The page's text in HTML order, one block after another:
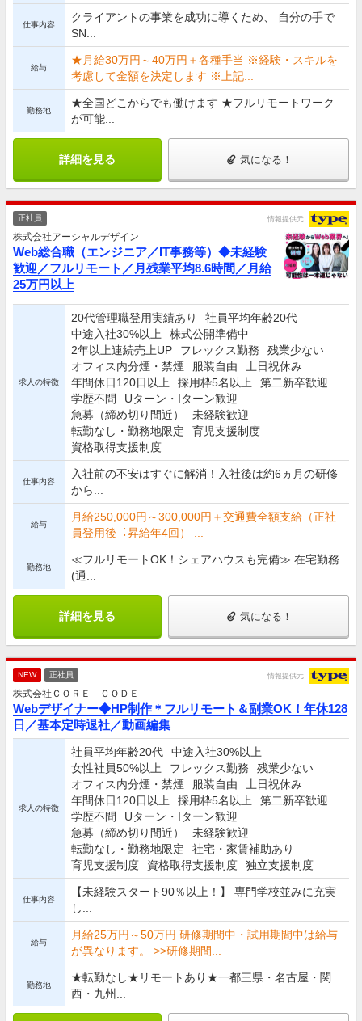
仕事内容
クライアントの事業を成功に導くため、 自分の手で
SN...
給与
★月給30万円～40万円＋各種手当 ※経験・スキルを
考慮して金額を決定します ※上記...
勤務地
★全国どこからでも働けます ★フルリモートワーク
が可能...
詳細を見る 気になる！
正社員 情報提供元
株式会社アーシャルデザイン
Web総合職（エンジニア／IT事務等）◆未経験
歓迎／フルリモート／月残業平均8.6時間／月給
25万円以上
求人の特徴
20代管理職登用実績あり
社員平均年齢20代
中途入社30%以上
株式公開準備中
2年以上連続売上UP
フレックス勤務
残業少ない
オフィス内分煙・禁煙
服装自由
土日祝休み
年間休日120日以上
採用枠5名以上
第二新卒歓迎
学歴不問
Uターン・Iターン歓迎
急募（締め切り間近）
未経験歓迎
転勤なし・勤務地限定
育児支援制度
資格取得支援制度
仕事内容
入社前の不安はすぐに解消！⼊社後は約6ヵ⽉の研修
から...
給与
⽉給250,000円～300,000円＋交通費全額⽀給（正社
員登⽤後︓昇給年4回） ...
勤務地
≪フルリモートOK！シェアハウスも完備≫ 在宅勤務
(通...
詳細を見る 気になる！
NEW 正社員 情報提供元
株式会社ＣＯＲＥ ＣＯＤＥ
Webデザイナー◆HP制作＊フルリモート＆副業OK！年休128
日／基本定時退社／動画編集
求人の特徴
社員平均年齢20代
中途入社30%以上
女性社員50%以上
フレックス勤務
残業少ない
オフィス内分煙・禁煙
服装自由
土日祝休み
年間休日120日以上
採用枠5名以上
第二新卒歓迎
学歴不問
Uターン・Iターン歓迎
急募（締め切り間近）
未経験歓迎
転勤なし・勤務地限定
社宅・家賃補助あり
育児支援制度
資格取得支援制度 独立支援制度
仕事内容
【未経験スタート90％以上！】 専門学校並みに充実
し...
給与
月給25万円～50万円 研修期間中・試用期間中は給与
が異なります。 >>研修期間...
勤務地
★転勤なし★リモートあり★一都三県・名古屋・関
西・九州...